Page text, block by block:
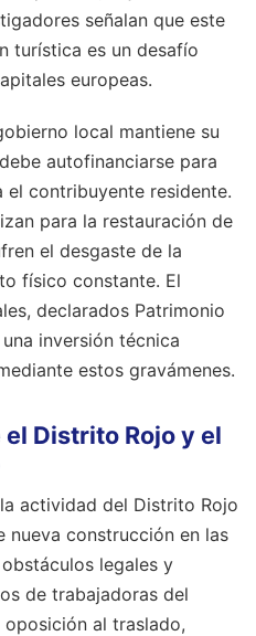
señalan que este
turística es un desafío
europeas.
local mantiene su
autofinanciarse para
el contribuyente residente.
para la restauración de
el desgaste de la
físico constante. El
declarados Patrimonio
inversión técnica
estos gravámenes.
Distrito Rojo y el
actividad del Distrito Rojo
nueva construcción en las
legales y
de trabajadoras del
al traslado,